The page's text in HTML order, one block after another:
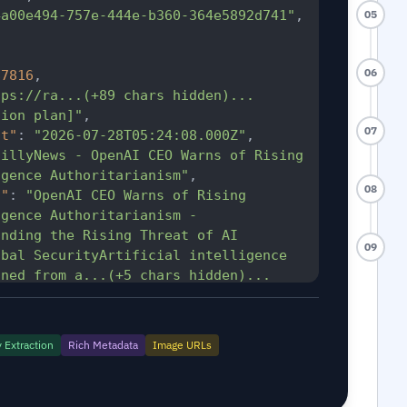
05
06
07
08
09
757e-444e-b360-364e5892d741" ,
,
ra...(+89 chars hidden)...
plan]" ,
: "2026-07-28T05:24:08.000Z" ,
- OpenAI CEO Warns of Rising
Authoritarianism" ,
:
"OpenAI CEO Warns of Rising
Authoritarianism -
the Rising Threat of AI
SecurityArtificial intelligence
from a...(+5 chars hidden)...
plan]",
CEO Warns of Rising Artificial
- RaillyNewsUnderstanding
AI Monopolies and Global
(AI) has transitioned
Extraction Rich Metadata
Image URLs